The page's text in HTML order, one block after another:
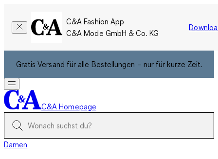
C&A Fashion App
C&A Mode GmbH & Co. KG
Gratis Versand für alle Bestellungen – nur für kurze Zeit.
C&A Homepage
Damen